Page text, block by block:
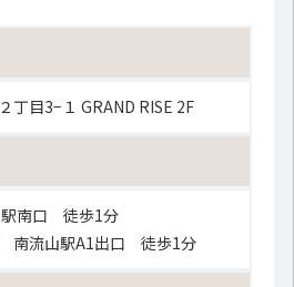
丁目3−１ GRAND RISE 2F
南口 徒歩1分
南流山駅A1出口 徒歩1分